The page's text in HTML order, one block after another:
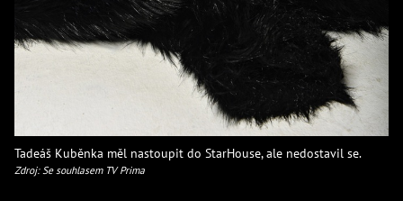
Tadeáš Kuběnka měl nastoupit do StarHouse, ale nedostavil se.
Zdroj: Se souhlasem TV Prima